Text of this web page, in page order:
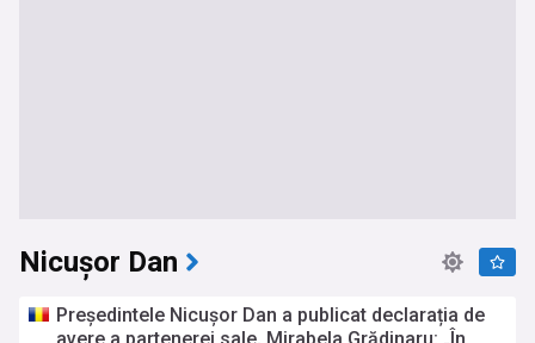
Nicușor Dan
Președintele Nicușor Dan a publicat declarația de